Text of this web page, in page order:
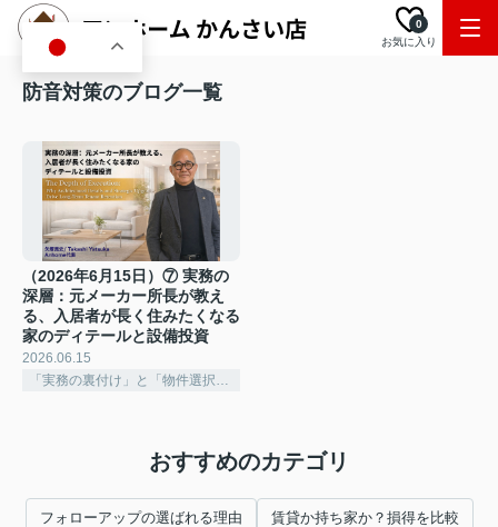
お気に入り
0
防音対策のブログ一覧
（2026年6月15日）⑦ 実務の
深層：元メーカー所長が教え
る、入居者が長く住みたくなる
家のディテールと設備投資
2026.06.15
おすすめのカテゴリ
フォローアップの選ばれる理由 賃貸か持ち家か？損得を比較